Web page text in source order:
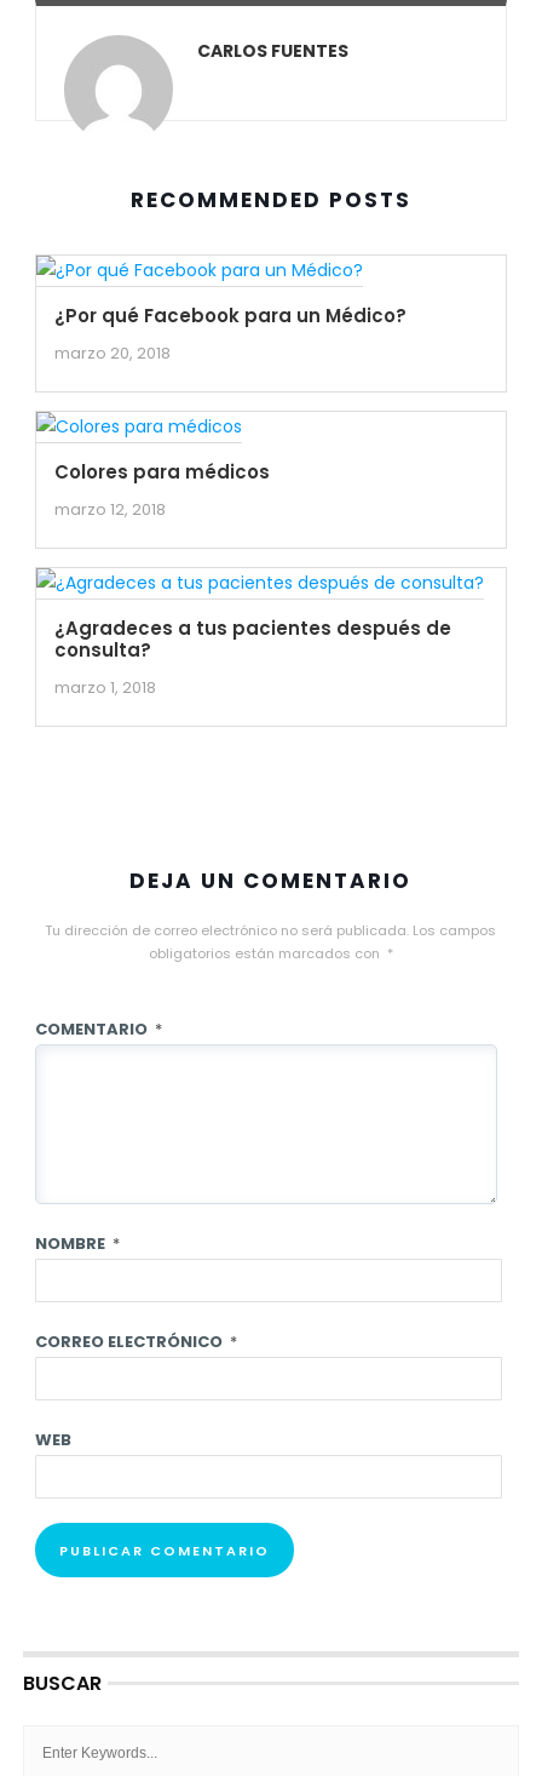
CARLOS FUENTES
RECOMMENDED POSTS
¿Por qué Facebook para un Médico?
marzo 20, 2018
Colores para médicos
marzo 12, 2018
¿Agradeces a tus pacientes después de
consulta?
marzo 1, 2018
DEJA UN COMENTARIO
Tu dirección de correo electrónico no será publicada. Los campos
obligatorios están marcados con *
COMENTARIO *
NOMBRE *
CORREO ELECTRÓNICO *
WEB
BUSCAR